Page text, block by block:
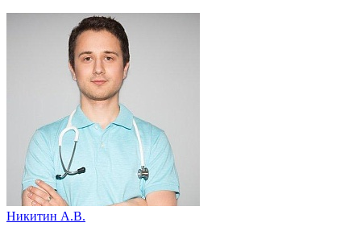
Никитин А.В.